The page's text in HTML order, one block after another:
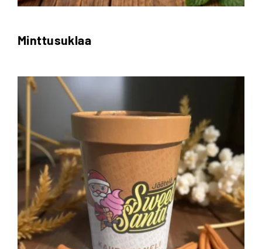
Minttusuklaa